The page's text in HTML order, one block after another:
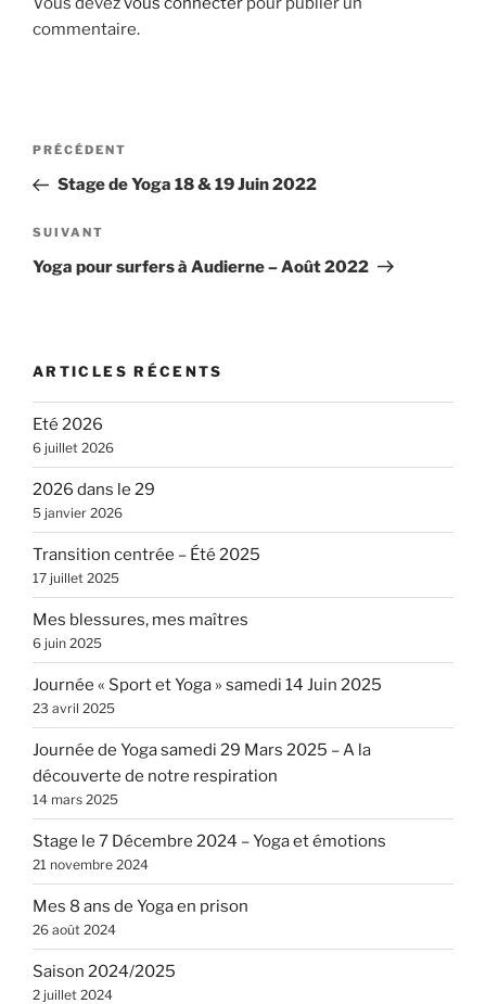
commentaire.
Navigation
l’article
Article
précédent
PRÉCÉDENT
Stage de Yoga 18 & 19 Juin 2022
Article
suivant
SUIVANT
Yoga pour surfers à Audierne – Août 2022
ARTICLES RÉCENTS
Eté 2026
6 juillet 2026
2026 dans le 29
5 janvier 2026
Transition centrée – Été 2025
17 juillet 2025
Mes blessures, mes maîtres
6 juin 2025
Journée « Sport et Yoga » samedi 14 Juin 2025
23 avril 2025
Journée de Yoga samedi 29 Mars 2025 – A la
découverte de notre respiration
14 mars 2025
Stage le 7 Décembre 2024 – Yoga et émotions
21 novembre 2024
Mes 8 ans de Yoga en prison
26 août 2024
Saison 2024/2025
2 juillet 2024